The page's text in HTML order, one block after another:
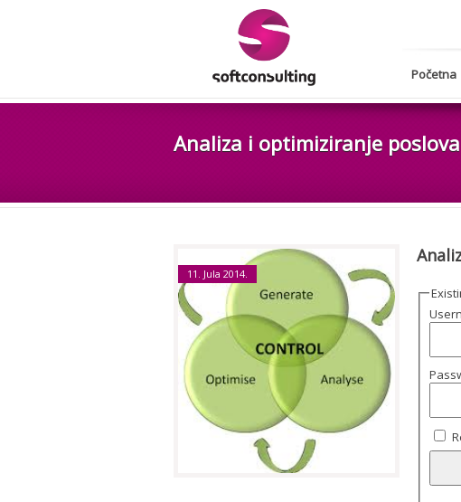
Početna
Analiza i optimiziranje
11. Jula 2014.